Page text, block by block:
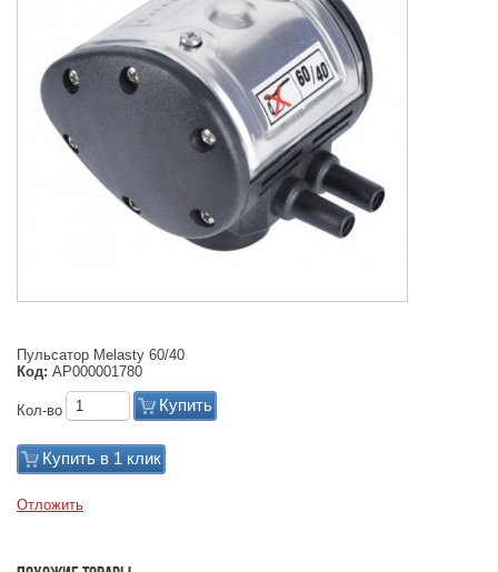
Пульсатор Melasty 60/40
Код: АР000001780
Кол-во Купить
Купить в 1 клик
Отложить